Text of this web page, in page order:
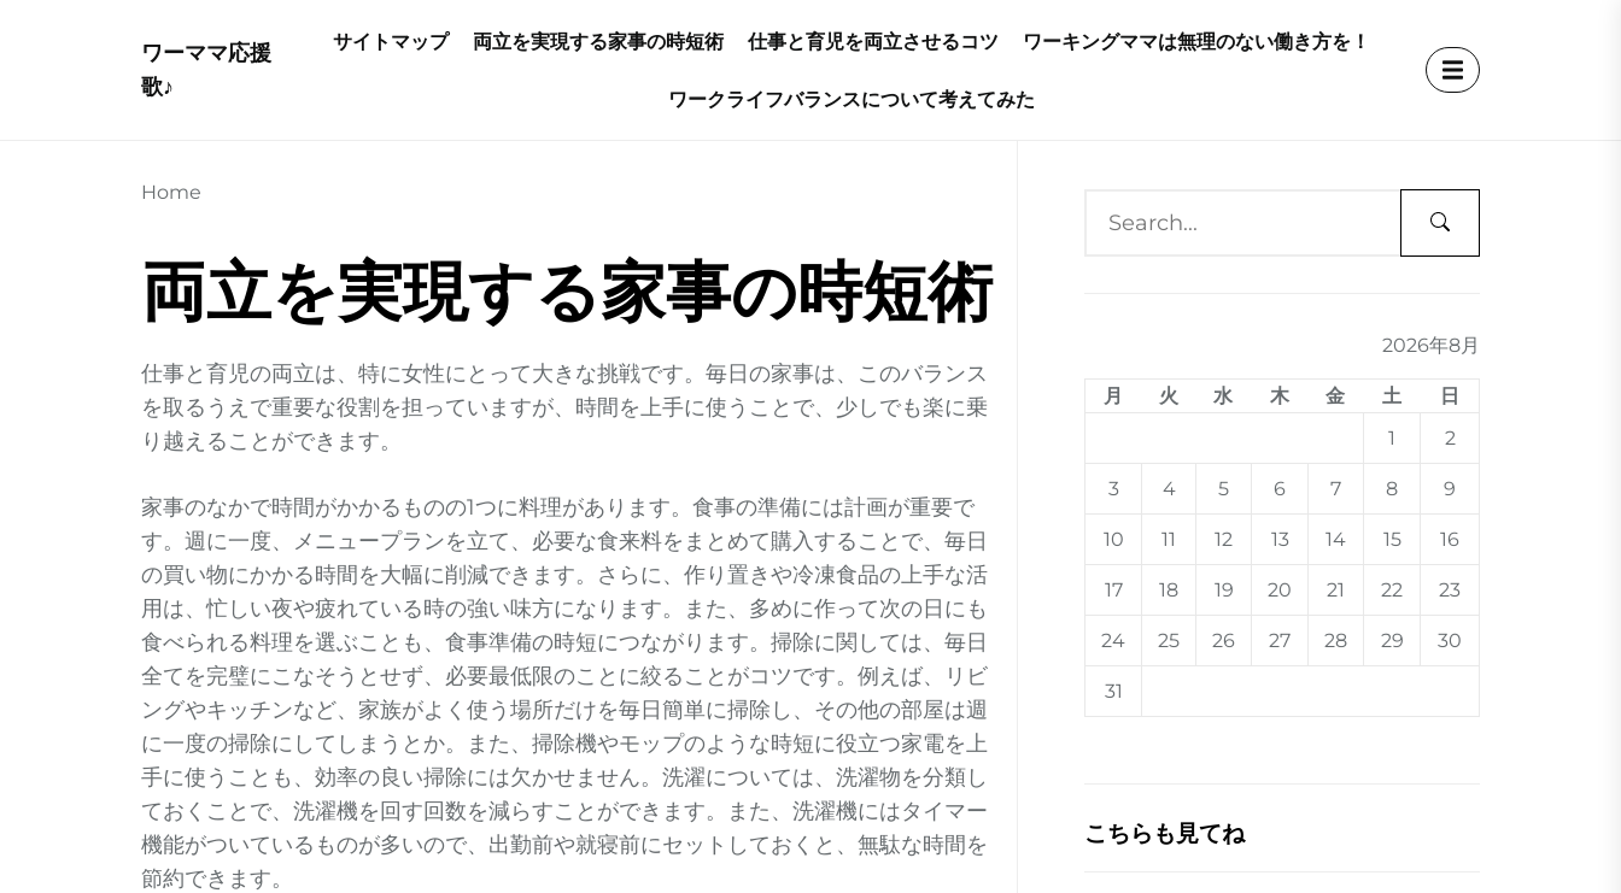
ワーママ応援
歌♪
サイトマップ 両立を実現する家事の時短術 仕事と育児を両立させるコツ ワーキングママは無理のない働き方を！
ワークライフバランスについて考えてみた
Home
両立を実現する家事の時短術
仕事と育児の両立は、特に女性にとって大きな挑戦です。毎日の家事は、このバランス
を取るうえで重要な役割を担っていますが、時間を上手に使うことで、少しでも楽に乗
り越えることができます。
家事のなかで時間がかかるものの1つに料理があります。食事の準備には計画が重要で
す。週に一度、メニュープランを立て、必要な食来料をまとめて購入することで、毎日
の買い物にかかる時間を大幅に削減できます。さらに、作り置きや冷凍食品の上手な活
用は、忙しい夜や疲れている時の強い味方になります。また、多めに作って次の日にも
食べられる料理を選ぶことも、食事準備の時短につながります。掃除に関しては、毎日
全てを完璧にこなそうとせず、必要最低限のことに絞ることがコツです。例えば、リビ
ングやキッチンなど、家族がよく使う場所だけを毎日簡単に掃除し、その他の部屋は週
に一度の掃除にしてしまうとか。また、掃除機やモップのような時短に役立つ家電を上
手に使うことも、効率の良い掃除には欠かせません。洗濯については、洗濯物を分類し
ておくことで、洗濯機を回す回数を減らすことができます。また、洗濯機にはタイマー
機能がついているものが多いので、出勤前や就寝前にセットしておくと、無駄な時間を
節約できます。
2026年8月
月 火 水 木 金 土
日
1
2
3 4 5 6 7 8 9
10 11 12 13 14 15 16
17 18 19 20 21 22 23
24 25 26 27 28 29 30
31
こちらも見てね